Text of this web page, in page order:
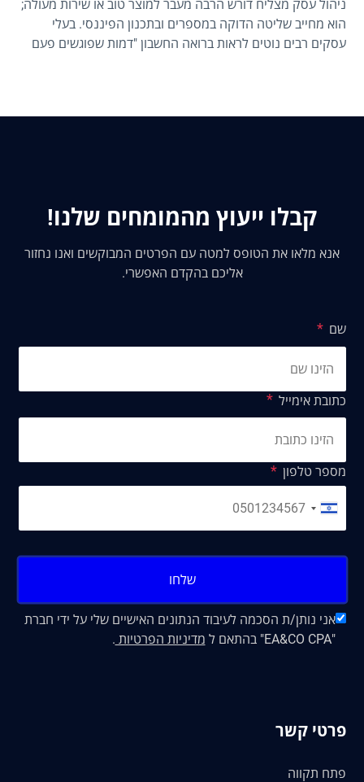
ניהול עסק מצליח דורש הרבה מעבר למוצר טוב או שירות מעולה;
הוא מחייב שליטה הדוקה במספרים ובתכנון הפיננסי. בעלי
עסקים רבים נוטים לראות ברואה החשבון "דמות שפוגשים פעם
רווחים ולזיהוי הזדמנויות צמיחה בזמן אמת.
קבלו ייעוץ מהמומחים שלנו!
אנא מלאו את הטופס למטה עם הפרטים המבוקשים ואנו נחזור
אליכם בהקדם האפשרי.
שם
כתובת אימייל
מספר טלפון
שלחו
אני נותן/ת הסכמה לעיבוד הנתונים האישיים שלי על ידי חברת
"EA&CO CPA" בהתאם ל
מדיניות הפרטיות .
פרטי קשר
פתח תקווה